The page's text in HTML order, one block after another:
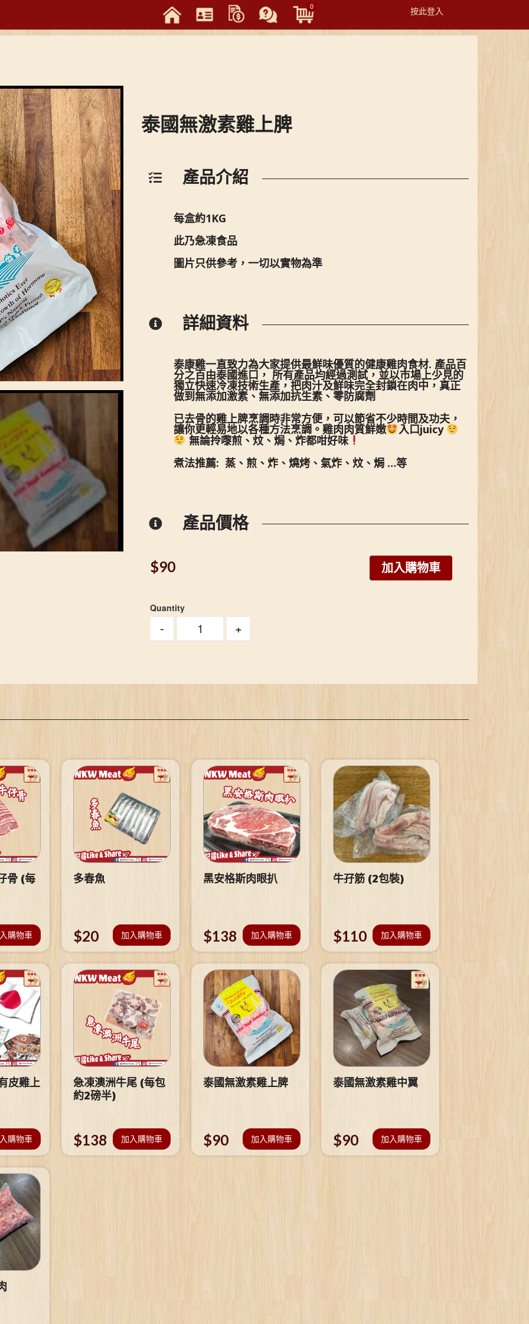
0 按此登入
Toggle
泰國無激素雞上脾
產品介紹
每盒約1KG
此乃急凍食品
圖片只供參考，一切以實物為準
詳細資料
泰康雞一直致力為大家提供最鮮味優質的健康雞肉食材. 產品百
分之百由泰國進口， 所有產品均經過測試，並以市場上少見的
獨立快速冷凍技術生產，把肉汁及鮮味完全封鎖在肉中，真正
做到無添加激素、無添加抗生素、零防腐劑
已去骨的雞上脾烹調時非常方便，可以節省不少時間及功夫，
讓你更輕易地以各種方法烹調。雞肉肉質鮮嫩 入口juicy
無論拎嚟煎、炆、焗、炸都咁好味
煮法推薦: 蒸、煎、炸、燒烤、氣炸、 炆、焗 …等
產品價格
$90
Quantity
- +
加入購物車
骨 (每
購物車
多春魚
$20 加入購物車
黑安格斯肉眼扒
$138 加入購物車
牛孖筋 (2包裝)
$110 加入購物車
皮雞上
購物車
急凍澳洲牛尾 (每包
約2磅半)
$138 加入購物車
泰國無激素雞上脾
$90 加入購物車
泰國無激素雞中翼
$90 加入購物車